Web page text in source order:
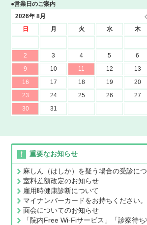
●営業日のご案内
重要なお知らせ
麻しん（はしか）を疑う場合の受診に
室料差額改定のお知らせ
雇用時健康診断について
マイナンバーカードをお持ちください。
面会についてのお知らせ